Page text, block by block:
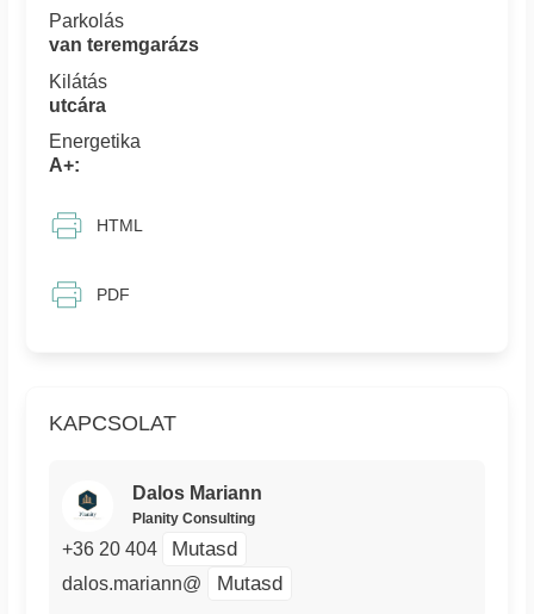
KAPCSOLAT
Dalos Mariann
Planity Consulting
+36 20 404 Mutasd
dalos.mariann@ Mutasd
Parkolás
van teremgarázs
Kilátás
utcára
Energetika
A+:
HTML
PDF